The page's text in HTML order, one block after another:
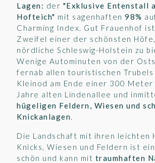
Lagen: der "Exklusive Entenstall
Hofteich" mit sagenhaften 98%
Charming Index. Gut Frauenhof
Zweifel einer der schönsten
nördliche Schleswig-Holstein zu
Wenige Autominuten von der
fernab allen touristischen
Kleinod am Ende einer 300 Meter
Jahre alten Lindenallee und
hügeligen Feldern, Wiesen und
Knickanlagen.
Die Landschaft mit ihren leichten
Knicks, Wiesen und Feldern ist
schön und kann mit traumhaften